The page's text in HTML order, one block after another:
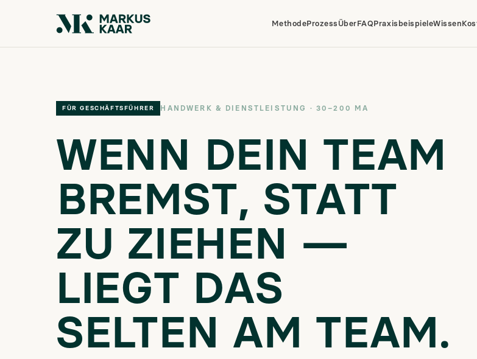
MethodeProzess ÜberFAQPraxisbeispieleWissen
FÜR GESCHÄFTSFÜHRER HANDWERK & DIENSTLEISTUNG · 30–200 MA
WENN DEIN TEAM
BREMST, STATT
ZU ZIEHEN —
LIEGT DAS
SELTEN AM TEAM.